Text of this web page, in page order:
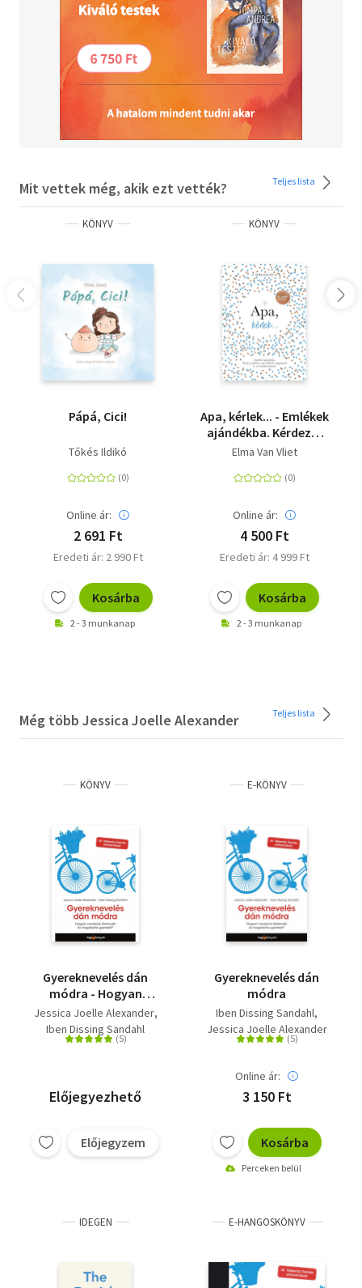
Mit vettek még, akik ezt vették? Teljes lista
KÖNYV
Pápá, Cici!
Tőkés Ildikó
Online ár:
2 691 Ft
Eredeti ár: 2 990 Ft
Kosárba
2 - 3 munkanap
KÖNYV
Apa, kérlek... - Emlékek
ajándékba. Kérdezz-
felelek a régi időkről,
minden másról.
Elma Van Vliet
Online ár:
4 500 Ft
Eredeti ár: 4 999 Ft
Kosárba
2 - 3 munkanap
Még több Jessica Joelle Alexander Teljes lista
KÖNYV
Gyereknevelés dán
módra - Hogyan
neveljünk életrevaló és
magabiztos gyereket?
Jessica Joelle Alexander
Iben Dissing Sandahl
Előjegyezhető
Előjegyzem
E-KÖNYV
Gyereknevelés dán
módra
Iben Dissing Sandahl
Jessica Joelle Alexander
Online ár:
3 150 Ft
Kosárba
Perceken belül
IDEGEN E-HANGOSKÖNYV